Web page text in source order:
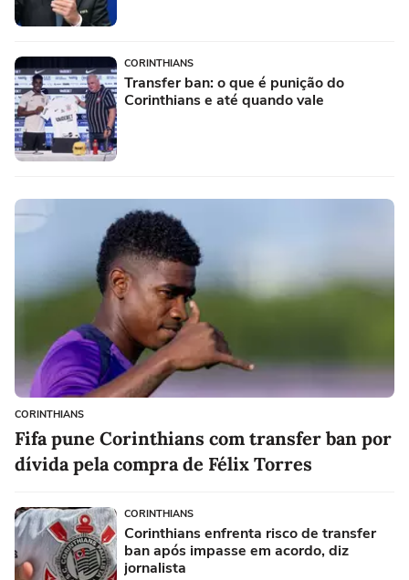
CORINTHIANS
Transfer ban: o que é punição do
Corinthians e até quando vale
CORINTHIANS
Fifa pune Corinthians com transfer ban por
dívida pela compra de Félix Torres
CORINTHIANS
Corinthians enfrenta risco de transfer
ban após impasse em acordo, diz
jornalista